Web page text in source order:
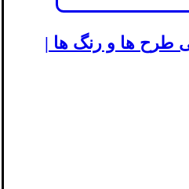
طرح ها و رنگ ها |